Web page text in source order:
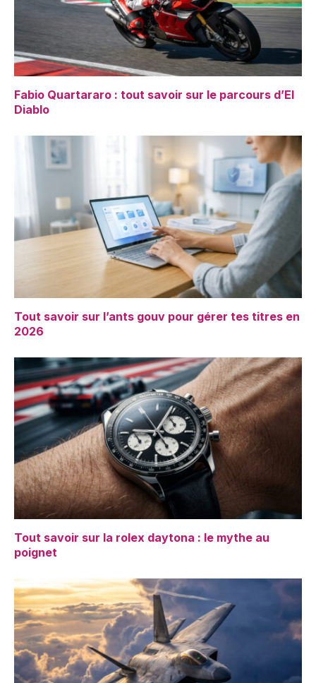
Fabio Quartararo : tout savoir sur le parcours d’El
Diablo
Tout savoir sur l’ants gouv pour gérer tes titres en
2026
Tout savoir sur la rolex daytona : le mythe au
poignet